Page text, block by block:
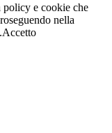
e cookie che
nella
Accetto